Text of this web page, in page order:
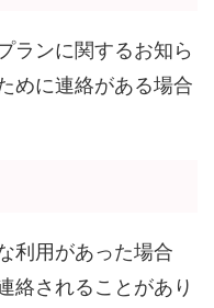
ランに関するお知ら
めに連絡がある場合
利用があった場合
絡されることがあり